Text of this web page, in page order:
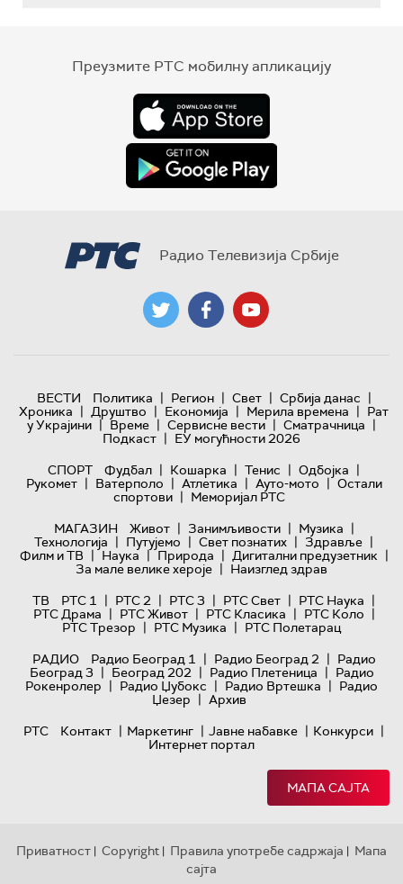
Преузмите РТС мобилну апликацију
Радио Телевизија Србије
ВЕСТИ Политика | Регион | Свет | Србија данас |
Хроника | Друштво | Економија | Мерила времена | Рат
у Украјини | Време | Сервисне вести | Сматрачница |
Подкаст | ЕУ могућности 2026
СПОРТ
Фудбал | Кошарка | Тенис | Одбојка |
Рукомет | Ватерполо | Атлетика | Ауто-мото | Остали
спортови | Меморијал РТС
МАГАЗИН
Живот | Занимљивости | Музика |
Технологијa | Путујемо | Свет познатих | Здравље |
Филм и ТВ | Наука | Природа | Дигитални предузетник |
За мале велике хероје | Наизглед здрав
ТВ
РТС 1 | РТС 2 | РТС 3 | РТС Свет | РТС Наука |
РТС Драма | РТС Живот | РТС Класика | РТС Коло |
РТС Трезор | РТС Музика | РТС Полетарац
РАДИО
Радио Београд 1 | Радио Београд 2 | Радио
Београд 3 | Београд 202 | Радио Плетеница | Радио
Рокенролер | Радио Џубокс | Радио Вртешка | Радио
Џезер | Архив
РТС
Контакт | Маркетинг | Јавне набавке | Конкурси |
Интернет портал
МАПА САЈТА
Приватност | Copyright | Правила употребе садржаја | Мапа
сајта